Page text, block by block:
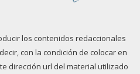
los contenidos redaccionales
con la condición de colocar en
dirección url del material utilizado